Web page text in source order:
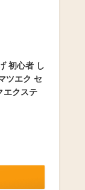
初心者 し
ツエク セ
エクステ